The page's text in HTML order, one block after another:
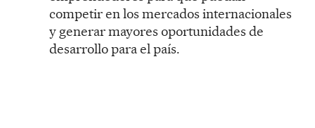
competir en los mercados internacionales
y generar mayores oportunidades de
desarrollo para el país.